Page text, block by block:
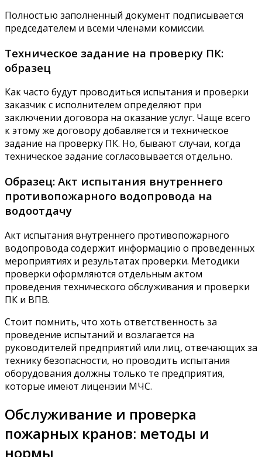
Полностью заполненный документ подписывается
председателем и всеми членами комиссии.
Техническое задание на проверку ПК:
образец
Как часто будут проводиться испытания и проверки
заказчик с исполнителем определяют при
заключении договора на оказание услуг. Чаще всего
к этому же договору добавляется и техническое
задание на проверку ПК. Но, бывают случаи, когда
техническое задание согласовывается отдельно.
Образец: Акт испытания внутреннего
противопожарного водопровода на
водоотдачу
Акт испытания внутреннего противопожарного
водопровода содержит информацию о проведенных
мероприятиях и результатах проверки. Методики
проверки оформляются отдельным актом
проведения технического обслуживания и проверки
ПК и ВПВ.
Стоит помнить, что хоть ответственность за
проведение испытаний и возлагается на
руководителей предприятий или лиц, отвечающих за
технику безопасности, но проводить испытания
оборудования должны только те предприятия,
которые имеют лицензии МЧС.
Обслуживание и проверка
пожарных кранов: методы и
нормы